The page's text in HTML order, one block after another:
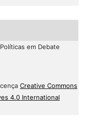
em Debate
Creative Commons
4.0 International